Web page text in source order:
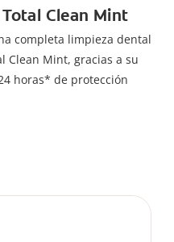
Clean Mint
completa limpieza dental
Clean Mint, gracias a su
horas* de protección